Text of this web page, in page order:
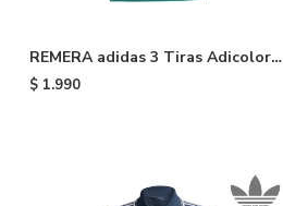
REMERA adidas 3 Tiras Adicolor -
Green
$ 1.990